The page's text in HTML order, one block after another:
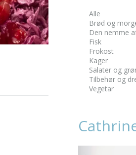
Alle
Brød og
Den nemme
Fisk
Frokost
Kager
Salater og
Tilbehør og
Vegetar